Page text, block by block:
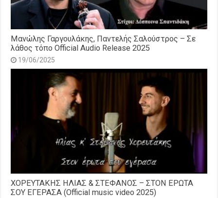
Μανώλης Γαργουλάκης, Παντελής Σαλούστρος – Σε
λάθος τόπο Official Audio Release 2025
19/06/2025
ΧΟΡΕΥΤΑΚΗΣ ΗΛΙΑΣ & ΣΤΕΦΑΝΟΣ – ΣΤΟΝ ΕΡΩΤΑ
ΣΟΥ ΕΓΕΡΑΣΑ (Official music video 2025)